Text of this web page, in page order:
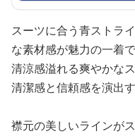
スーツに合う青ストラ
な素材感が魅力の一着で
清涼感溢れる爽やかな
清潔感と信頼感を演出
襟元の美しいラインが